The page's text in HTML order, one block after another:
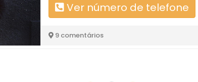
Ver número de telefone
9 comentários